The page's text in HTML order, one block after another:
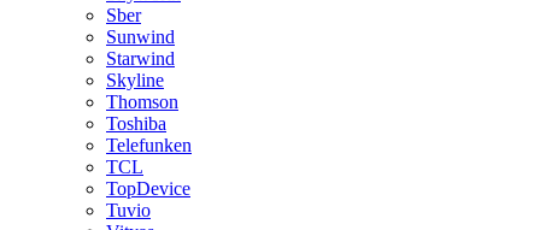
Sber
Sunwind
Starwind
Skyline
Thomson
Toshiba
Telefunken
TCL
TopDevice
Tuvio